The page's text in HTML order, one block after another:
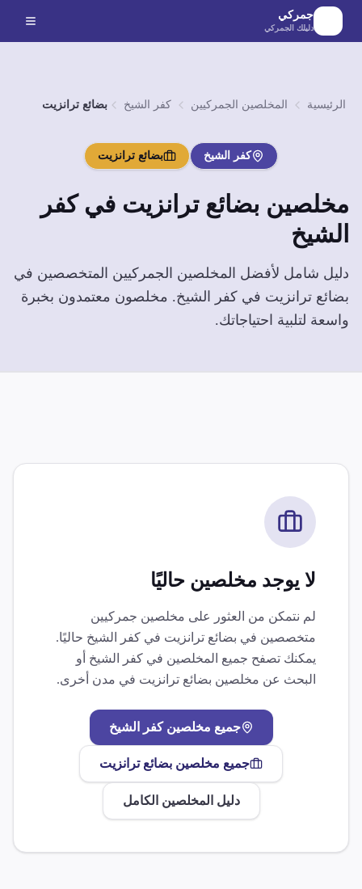
الانتقال إلى المحتوى الرئيسي
جمركي
دليلك الجمركي
الرئيسية المخلصين الجمركيين كفر الشيخ بضائع ترانزيت
كفر الشيخ بضائع ترانزيت
مخلصين بضائع ترانزيت فيكفر
الشيخ
دليل شامل لأفضل المخلصين الجمركيين المتخصصين في
بضائع ترانزيت في كفر الشيخ. مخلصون معتمدون بخبرة
واسعة لتلبية احتياجاتك.
لا يوجد مخلصين حاليًا
لم نتمكن من العثور على مخلصين جمركيين
متخصصين في بضائع ترانزيت في كفر الشيخ حاليًا.
يمكنك تصفح جميع المخلصين في كفر الشيخ أو
البحث عن مخلصين بضائع ترانزيت في مدن أخرى.
جميع مخلصينكفر الشيخ
جميع مخلصين بضائع ترانزيت
دليل المخلصين الكامل